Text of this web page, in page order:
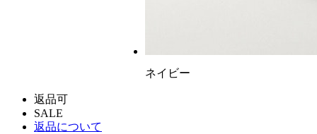
ネイビー
返品可
SALE
返品について